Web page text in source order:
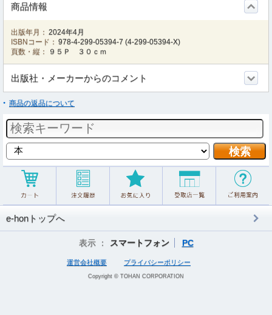
商品情報
出版年月： 2024年4月
ISBNコード： 978-4-299-05394-7 (4-299-05394-X)
頁数・縦：
９５Ｐ ３０ｃｍ
出版社・メーカーからのコメント
商品の返品について
e-honトップへ
表示 ： スマートフォン PC
運営会社概要 プライバシーポリシー
Copyright © TOHAN CORPORATION